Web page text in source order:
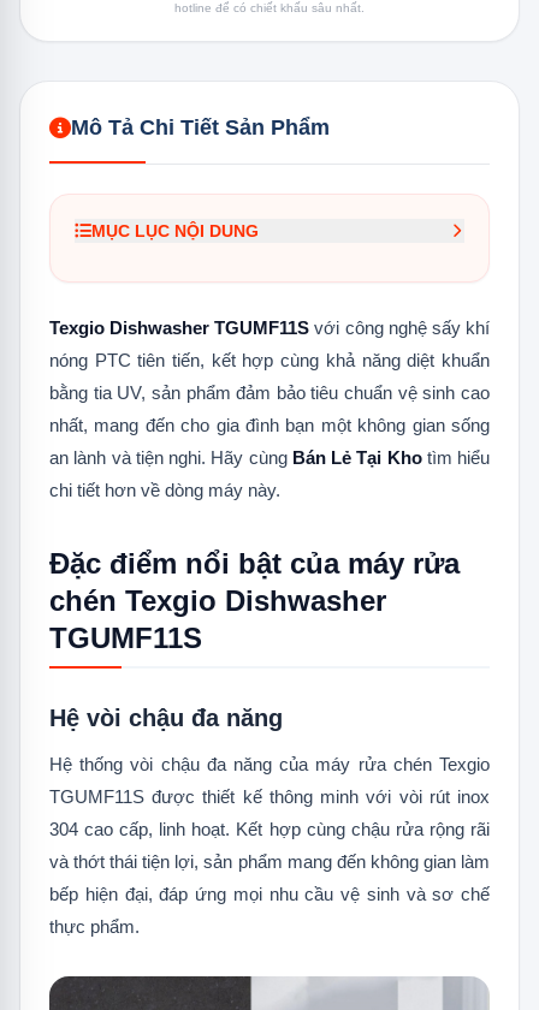
hotline để có chiết khấu sâu nhất.
Mô Tả Chi Tiết Sản Phẩm
MỤC LỤC NỘI DUNG
1.2 Rửa siêu âm sóng ultrasonic
1.3 Diệt khuẩn tia cực tím
1.4 Công nghệ sấy ptc khí nóng
Texgio Dishwasher TGUMF11S với công nghệ sấy khí
nóng PTC tiên tiến, kết hợp cùng khả năng diệt khuẩn
bằng tia UV, sản phẩm đảm bảo tiêu chuẩn vệ sinh cao
nhất, mang đến cho gia đình bạn một không gian sống
an lành và tiện nghi. Hãy cùng Bán Lẻ Tại Khotìm hiểu
chi tiết hơn về dòng máy này.
Đặc điểm nổi bật của máy rửa
chén Texgio Dishwasher
TGUMF11S
Hệ vòi chậu đa năng
Hệ thống vòi chậu đa năng của máy rửa chén Texgio
TGUMF11S được thiết kế thông minh với vòi rút inox
304 cao cấp, linh hoạt. Kết hợp cùng chậu rửa rộng rãi
và thớt thái tiện lợi, sản phẩm mang đến không gian làm
bếp hiện đại, đáp ứng mọi nhu cầu vệ sinh và sơ chế
thực phẩm.